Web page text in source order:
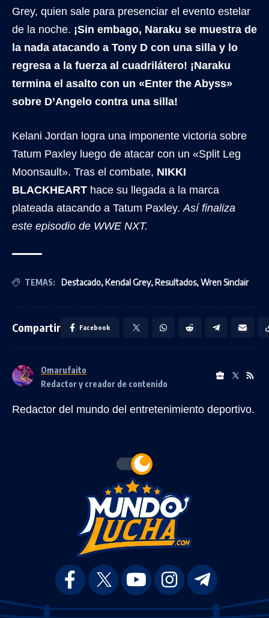
Grey, quien sale para presenciar el evento estelar
de la noche. ¡Sin embago, Naraku se muestra de
la nada atacando a Tony D con una silla y lo
regresa a la fuerza al cuadrilátero! ¡Naraku
termina el asalto con un «Enter the Abyss»
sobre D’Angelo contra una silla!
Kelani Jordan logra una imponente victoria sobre
Tatum Paxley luego de atacar con un «Split Leg
Moonsault». Tras el combate, NIKKI
BLACKHEART hace su llegada a la marca
plateada atacando a Tatum Paxley.Así finaliza
este episodio de WWE NXT.
TEMAS: Destacado, Kendal Grey,Resultados,Wren Sinclair
Compartir Facebook
Omarufaito
Redactor y creador de contenido
Redactor del mundo del entretenimiento deportivo.